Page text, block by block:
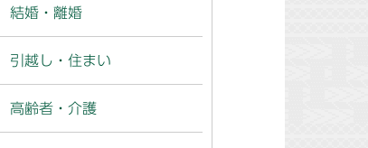
結婚・離婚
引越し・住まい
高齢者・介護